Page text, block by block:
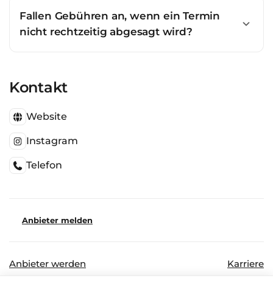
Fallen Gebühren an, wenn ein Termin
nicht rechtzeitig abgesagt wird?
Kontakt
Website
Instagram
Telefon
Anbieter melden
Anbieter werden Karriere